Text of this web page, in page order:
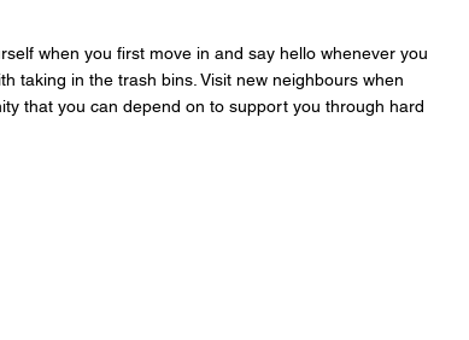
when you first move in and say hello whenever you
taking in the trash bins. Visit new neighbours when
that you can depend on to support you through hard